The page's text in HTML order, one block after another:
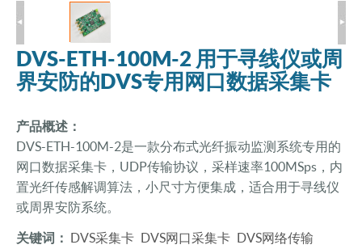
DVS-ETH-100M-2 用于寻线仪或周
界安防的DVS专用网口数据采集卡
产品概述：
DVS-ETH-100M-2是一款分布式光纤振动监测系统专用的
网口数据采集卡，UDP传输协议，采样速率100MSps，内
置光纤传感解调算法，小尺寸方便集成，适合用于寻线仪
或周界安防系统。
关键词： DVS采集卡 DVS网口采集卡 DVS网络传输